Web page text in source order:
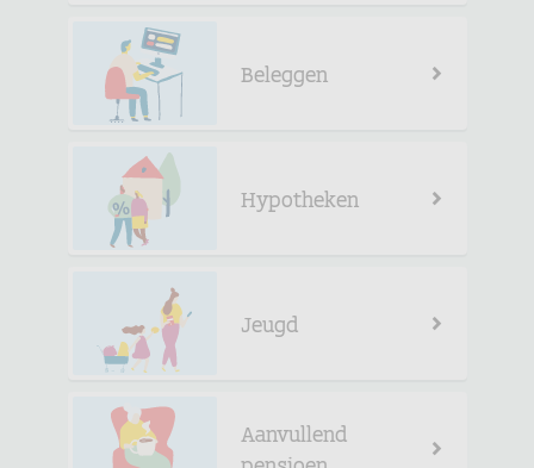
Beleggen
Hypotheken
Jeugd
Aanvullend